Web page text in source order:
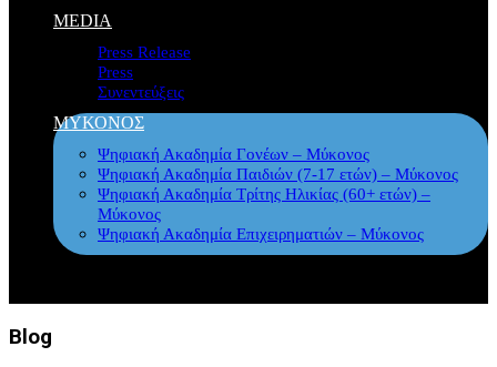
MEDIA
Press Release
Press
Συνεντεύξεις
ΜΥΚΟΝΟΣ
Ψηφιακή Ακαδημία Γονέων – Μύκονος
Ψηφιακή Ακαδημία Παιδιών (7-17 ετών) – Μύκονος
Ψηφιακή Ακαδημία Τρίτης Ηλικίας (60+ ετών) –
Μύκονος
Ψηφιακή Ακαδημία Επιχειρηματιών – Μύκονος
Blog